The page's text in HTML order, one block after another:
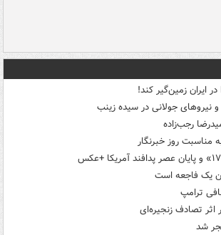
ایران زمین‌گیر کند!
نیروهای جولانی در سیده زینب
رجب‌زاده
مناسبت روز خبرنگار
یک فاجعه است
ترامپ
شد